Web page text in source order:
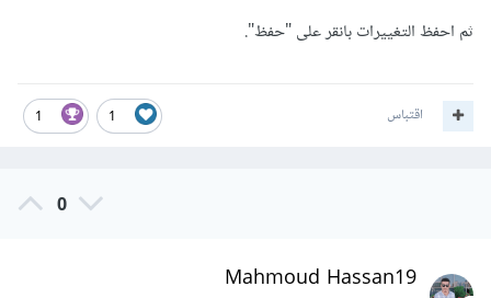
ثم احفظ التغييرات بانقر على "حفظ".
1
1 اقتباس
0
Mahmoud Hassan19